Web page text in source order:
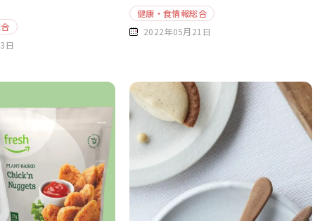
日
健康・食情報総合
2022年05月21日